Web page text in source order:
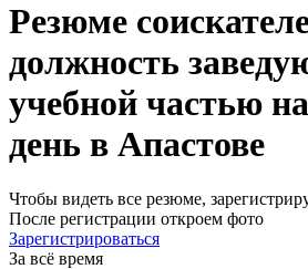
Резюме
должность
учебной частью
день в Апастове
Чтобы видеть все резюме,
После регистрации откроем фото
Зарегистрироваться
За всё время